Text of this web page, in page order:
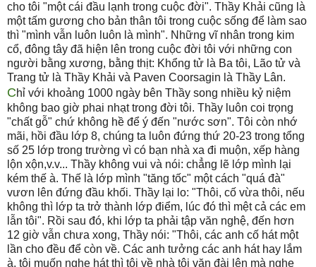
cho tôi "một cái đầu lạnh trong cuộc đời". Thầy Khải cũng là
một tấm gương cho bản thân tôi trong cuộc sống để làm sao
thì "mình vẫn luôn luôn là mình". Những vĩ nhân trong kim
cổ, đông tây đã hiện lên trong cuộc đời tôi với những con
người bằng xương, bằng thịt: Khổng tử là Ba tôi, Lão tử và
Trang tử là Thầy Khải và Paven Coorsagin là Thầy Lân.
Chỉ với khoảng 1000 ngày bên Thầy song nhiều kỷ niệm
không bao giờ phai nhạt trong đời tôi. Thầy luôn coi trọng
"chất gỗ" chứ không hề để ý đến "nước sơn". Tôi còn nhớ
mãi, hồi đầu lớp 8, chúng ta luôn đứng thứ 20-23 trong tổng
số 25 lớp trong trường vì có bạn nhà xa đi muộn, xếp hàng
lộn xộn,v.v... Thầy không vui và nói: chẳng lẽ lớp mình lại
kém thế à. Thế là lớp mình "tăng tốc" một cách "quá đà"
vươn lên đứng đầu khối. Thầy lại lo: "Thôi, cố vừa thôi, nếu
không thì lớp ta trở thành lớp điểm, lúc đó thì mệt cả các em
lẫn tôi". Rồi sau đó, khi lớp ta phải tập văn nghệ, đến hơn
12 giờ vẫn chưa xong, Thầy nói: "Thôi, các anh cố hát một
lần cho đều để còn về. Các anh tưởng các anh hát hay lắm
à, tôi muốn nghe hát thì tôi về nhà tôi vặn đài lên mà nghe